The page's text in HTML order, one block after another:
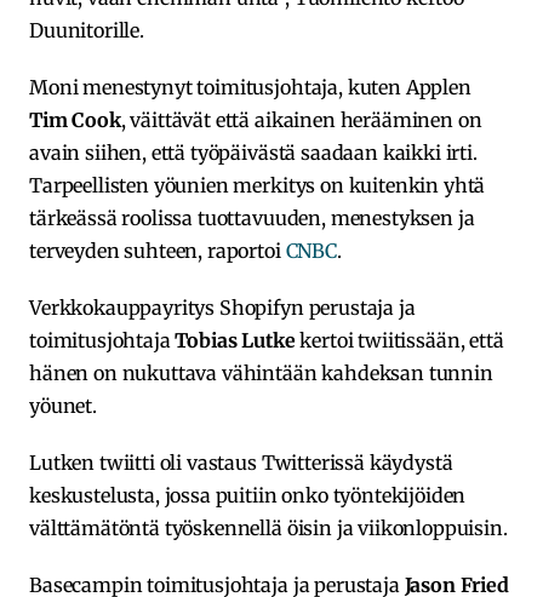
Duunitorille.
Moni menestynyt toimitusjohtaja, kuten Applen
Tim Cook, väittävät että aikainen herääminen on
avain siihen, että työpäivästä saadaan kaikki irti.
Tarpeellisten yöunien merkitys on kuitenkin yhtä
tärkeässä roolissa tuottavuuden, menestyksen ja
terveyden suhteen, raportoi CNBC.
Verkkokauppayritys Shopifyn perustaja ja
toimitusjohtajaTobias Lutkekertoi twiitissään, että
hänen on nukuttava vähintään kahdeksan tunnin
yöunet.
Lutken twiitti oli vastaus Twitterissä käydystä
keskustelusta, jossa puitiin onko työntekijöiden
välttämätöntä työskennellä öisin ja viikonloppuisin.
Basecampin toimitusjohtaja ja perustaja Jason Fried